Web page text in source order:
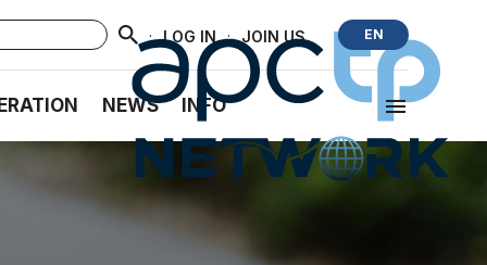
· LOG IN · JOIN US EN
NEWS INFO